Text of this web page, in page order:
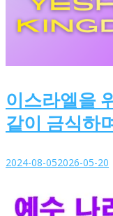
이스라엘을
같이 금식하
2024-08-052026-05-20